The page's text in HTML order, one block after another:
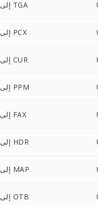
UYVY إلى TGA
UYVY إلى PCX
UYVY إلى CUR
UYVY إلى PPM
UYVY إلى FAX
UYVY إلى HDR
UYVY إلى MAP
UYVY إلى OTB